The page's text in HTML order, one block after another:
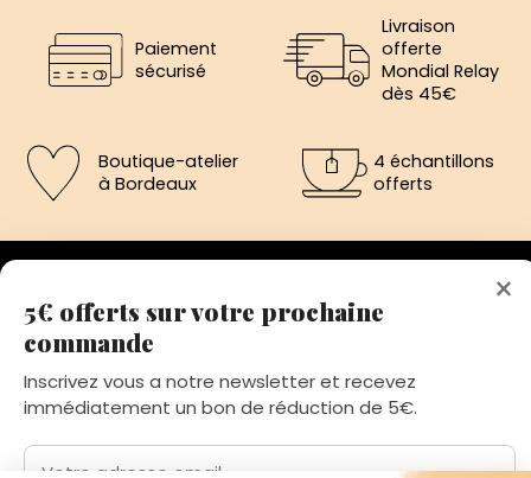
Paiement
sécurisé
Livraison
offerte
Mondial Relay
dès 45€
Boutique-atelier
à Bordeaux
4 échantillons
offerts
Du lundi au vendredi de 12h à 19h
×
5€ offerts sur votre prochaine
commande
Inscrivez vous a notre newsletter et recevez
immédiatement un bon de réduction de 5€.
Votre adresse email